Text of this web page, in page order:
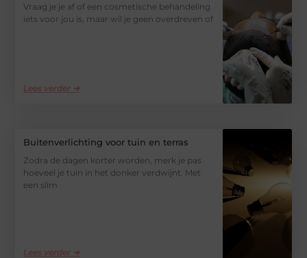
Vraag je je af of een cosmetische behandeling
iets voor jou is, maar wil je geen overdreven of
Lees verder ➜
Buitenverlichting voor tuin en terras
Zodra de dagen korter worden, merk je pas
hoeveel je tuin in het donker verdwijnt. Met
een slim
Lees verder ➜